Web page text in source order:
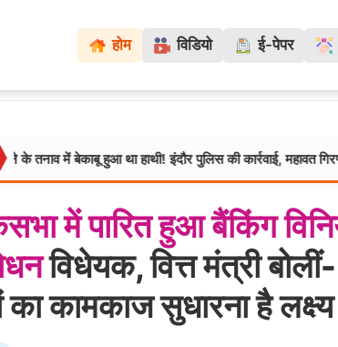
होम विडियो ई-पेपर
हुआ था हाथी! इंदौर पुलिस की कार्रवाई, महावत गिरफ्तार
मेंपारितहुआबैंकिंग
विधेयक, वित्त मंत्री
का कामकाज सुधारना है लक्ष्य